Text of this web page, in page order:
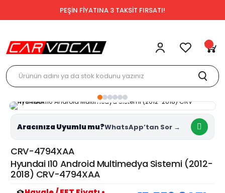
PEŞİN FİYATINA 3 TAKSİT FIRSATI!
Aracınıza Uyumlu mu?
CRV-4794XAA
Hyundai I10 Android Multimedya Sistemi (2012-
2018) CRV-4794XAA